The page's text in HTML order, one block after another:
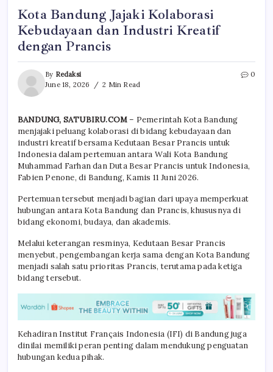
Kota Bandung Jajaki Kolaborasi
Kebudayaan dan Industri Kreatif
dengan Prancis
By Redaksi
June 18, 2026
2 Min Read
0
BANDUNG, SATUBIRU.COM– Pemerintah Kota Bandung
menjajaki peluang kolaborasi di bidang kebudayaan dan
industri kreatif bersama Kedutaan Besar Prancis untuk
Indonesia dalam pertemuan antara Wali Kota Bandung
Muhammad Farhan dan Duta Besar Prancis untuk Indonesia,
Fabien Penone, di Bandung, Kamis 11 Juni 2026.
Pertemuan tersebut menjadi bagian dari upaya memperkuat
hubungan antara Kota Bandung dan Prancis, khususnya di
bidang ekonomi, budaya, dan akademis.
Melalui keterangan resminya, Kedutaan Besar Prancis
menyebut, pengembangan kerja sama dengan Kota Bandung
menjadi salah satu prioritas Prancis, terutama pada ketiga
bidang tersebut.
Kehadiran Institut Français Indonesia (IFI) di Bandung juga
dinilai memiliki peran penting dalam mendukung penguatan
hubungan kedua pihak.